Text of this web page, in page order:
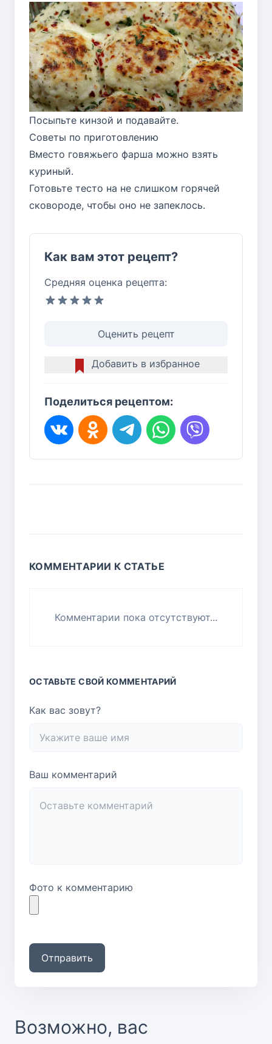
Посыпьте кинзой и подавайте.
Советы по приготовлению
Вместо говяжьего фарша можно взять
куриный.
Готовьте тесто на не слишком горячей
сковороде, чтобы оно не запеклось.
Как вам этот рецепт?
Средняя оценка рецепта:
Оценить рецепт
Добавить в избранное
Поделиться рецептом:
КОММЕНТАРИИ К СТАТЬЕ
Комментарии пока отсутствуют...
ОСТАВЬТЕ СВОЙ КОММЕНТАРИЙ
Как вас зовут?
Ваш комментарий
Фото к комментарию
Отправить
Возможно, вас